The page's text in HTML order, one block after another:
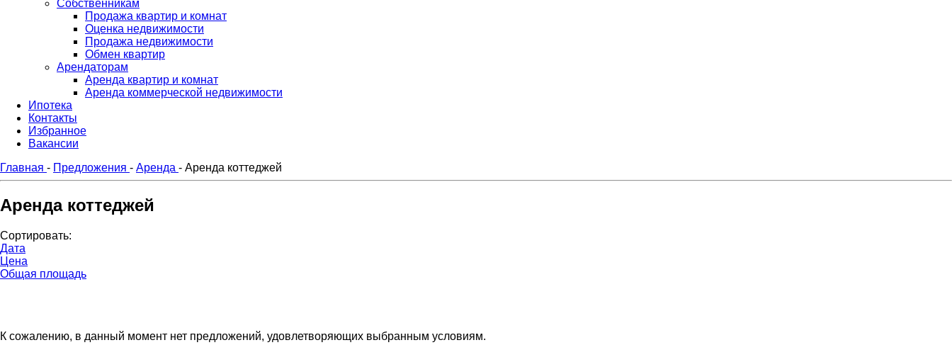
Собственникам
Продажа квартир и комнат
Оценка недвижимости
Продажа недвижимости
Обмен квартир
Арендаторам
Аренда квартир и комнат
Аренда коммерческой недвижимости
Ипотека
Контакты
Избранное
Вакансии
Главная - Предложения - Аренда - Аренда коттеджей
Аренда коттеджей
Сортировать:
Дата
Цена
Общая площадь
К сожалению, в данный момент нет предложений, удовлетворяющих выбранным условиям.